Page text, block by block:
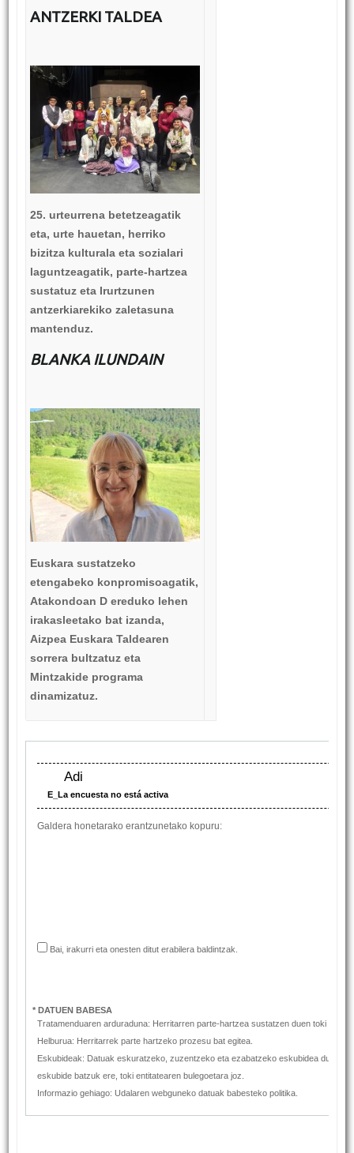
ANTZERKI TALDEA
25. urteurrena betetzeagatik
eta, urte hauetan, herriko
bizitza kulturala eta sozialari
laguntzeagatik, parte-hartzea
sustatuz eta Irurtzunen
antzerkiarekiko zaletasuna
mantenduz.
BLANKA ILUNDAIN
Euskara sustatzeko
etengabeko konpromisoagatik,
Atakondoan D ereduko lehen
irakasleetako bat izanda,
Aizpea Euskara Taldearen
sorrera bultzatuz eta
Mintzakide programa
dinamizatuz.